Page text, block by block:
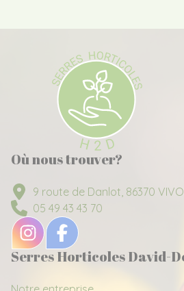
Où nous trouver?
9 route de Danlot, 86370
05 49 43 43 70
Serres Horticoles David-